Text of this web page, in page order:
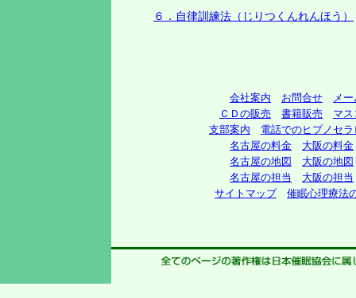
６．自律訓練法（じりつくんれんほう）
会社案内 お問合せ
メ
ＣＤの販売
書籍販売
マ
支部案内
電話でのヒプノセラ
名古屋の料金
大阪の料金
名古屋の地図
大阪の地図
名古屋の担当
大阪の担当
サイトマップ
催眠心理療法